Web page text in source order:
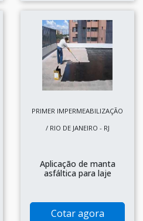
PRIMER IMPERMEABILIZAÇÃO
/ RIO DE JANEIRO - RJ
Aplicação de manta
asfáltica para laje
Cotar agora